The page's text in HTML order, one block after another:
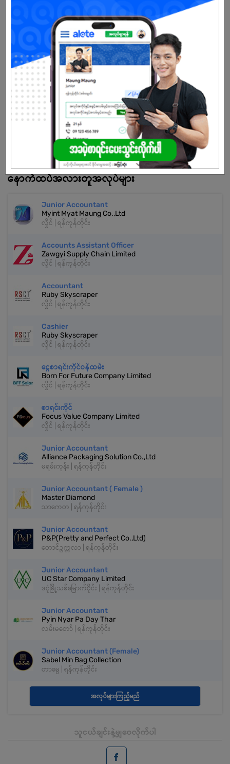
သင့်လျော်သော မူဝါဒဆိုင်ရာ နည်းဥပဒေ များ၊ လုပ်ထုံးလုပ်နည်းများ၊
ထုတ်ကုန် နှင့် စီံမံကိန်း အစီအစဥ်များကို ညီညွတ်မျှတအောင်
အကောင်အထည်ဖော်ရန် ဆုံးဖြတ်ချက်ချမှတ်ကာ လုပ်ဆောင် လျက်ရှိပါသည်။
မြန်မာ့ စီးပွားရေး နယ်ပယ်တွင် နှစ်ပေါင်း (၂၀) ကျော် အတွေ့အကြုံရှိခြင်း
ကြောင့် တိုးတက်လာတဲ့ မြန်မာ့စီးပွားရေးကို ဦးဆောင်နိုင်တဲ့ နေရာ တစ်နေရာ
ကို ရရှိထားတဲ့ လုပ်ငန်းစုဖြစ်ပါသည်။
သက်တမ်းကုန်သွားပါပြီ
အကောင့်မရှိသေးဘူးလား?
မှတ်ပုံတင်မယ်
နောက်ထပ်အလားတူအလုပ်များ
Junior Accountant
Myint Myat Maung Co.,Ltd
လှိုင် | ရန်ကုန်တိုင်း
Accounts Assistant Officer
Zawgyi Supply Chain Limited
လှိုင် | ရန်ကုန်တိုင်း
Accountant
Ruby Skyscraper
လှိုင် | ရန်ကုန်တိုင်း
Cashier
Ruby Skyscraper
လှိုင် | ရန်ကုန်တိုင်း
ငွေစာရင်းကိုင်ဝန်ထမ်း
Born For Future Company Limited
လှိုင် | ရန်ကုန်တိုင်း
စာရင်းကိုင်
Focus Value Company Limited
လှိုင် | ရန်ကုန်တိုင်း
Junior Accountant
Alliance Packaging Solution Co.,Ltd
မရမ်းကုန်း | ရန်ကုန်တိုင်း
Junior Accountant ( Female )
Master Diamond
သာကေတ | ရန်ကုန်တိုင်း
Junior Accountant
P&P(Pretty and Perfect Co.,Ltd)
တောင်ဥက္ကလာ | ရန်ကုန်တိုင်း
Junior Accountant
UC Star Company Limited
ဒဂုံမြို့သစ်မြောက်ပိုင်း | ရန်ကုန်တိုင်း
Junior Accountant
Pyin Nyar Pa Day Thar
လမ်းမတော် | ရန်ကုန်တိုင်း
Junior Accountant (Female)
Sabel Min Bag Collection
တာမွေ | ရန်ကုန်တိုင်း
အလုပ်များကြည့်မည်
သူငယ်ချင်းနဲ့မျှဝေလိုက်ပါ